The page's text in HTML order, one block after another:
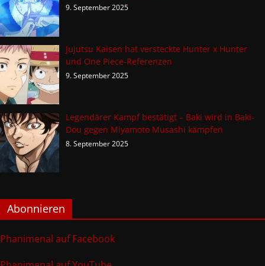
9. September 2025
Jujutsu Kaisen hat versteckte Hunter x Hunter
und One Piece-Referenzen
9. September 2025
Legendärer Kampf bestätigt – Baki wird in Baki-
Dou gegen Miyamoto Musashi kämpfen
8. September 2025
Abonnieren
Phanimenal auf Facebook